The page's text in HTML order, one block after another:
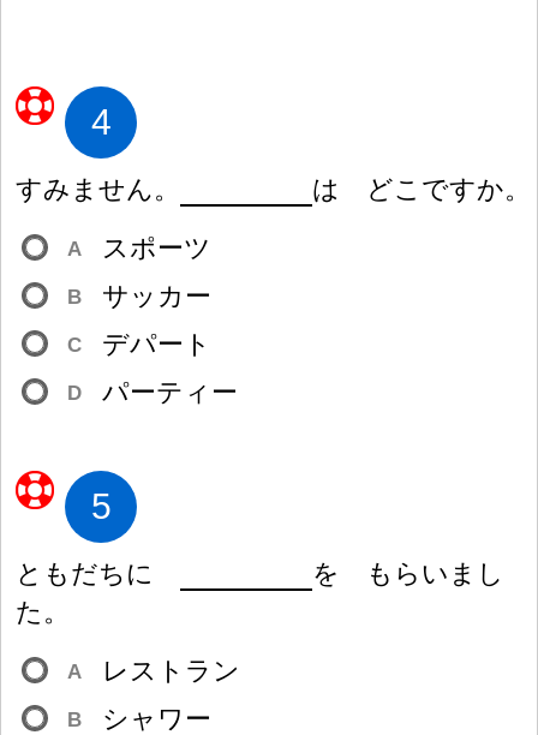
4
すみません。 は どこですか。
A スポーツ
B サッカー
C デパート
D パーティー
5
ともだちに
を もらいまし
た。
A レストラン
B シャワー